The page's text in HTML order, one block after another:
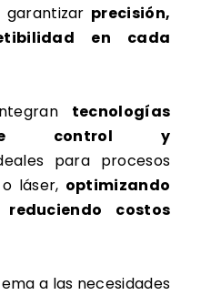
garantizar precisión,
en cada
tecnologías
control y
para procesos
láser, optimizando
costos
a las necesidades